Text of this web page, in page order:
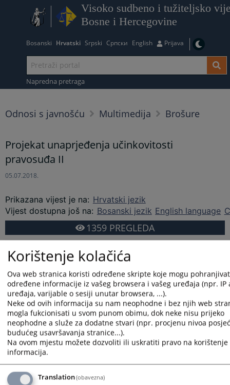
Visoko sudbeno i tužiteljsko
Bosne i Hercegovine
Bosanski Hrvatski Srpski Српски English Prijava
Napredna pretraga
Odnosi s javnošću Multimedija Brošure
Projekat unaprjeđenja učinkovitosti
pravosuđa II
05.07.2018.
Prikazana vijest je na: Hrvatski jezik
Vijest dostupna još na: Bosanski jezik English language
1359 PREGLEDA
Korištenje kolačića
Ova web stranica koristi određene skripte koje mogu
određene informacije iz vašeg browsera i vašeg uređaja (npr. IP
uređaja, varijable o sesiji unutar browsera, ...).
Neke od ovih informacija su nam neophodne i bez njih web
mogla fukcionisati u svom punom obimu, dok neke nisu prijeko
neophodne a služe za dodatne stvari (npr. procjenu nivoa
budućeg usavršavanja stranice...).
Na ovom mjestu možete dozvoliti ili uskratiti pravo na
informacija.
Translation(obavezna)